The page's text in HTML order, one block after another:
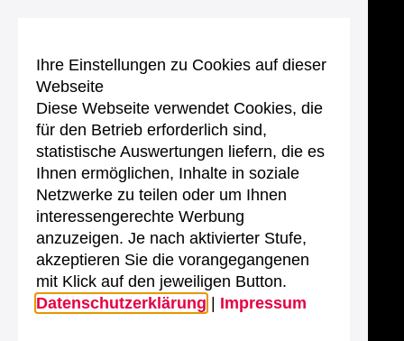
Ihre Einstellungen zu Cookies auf dieser
Webseite
Diese Webseite verwendet Cookies, die
für den Betrieb erforderlich sind,
statistische Auswertungen liefern, die es
Ihnen ermöglichen, Inhalte in soziale
Netzwerke zu teilen oder um Ihnen
interessengerechte Werbung
anzuzeigen. Je nach aktivierter Stufe,
akzeptieren Sie die vorangegangenen
mit Klick auf den jeweiligen Button.
Datenschutzerklärung
Impressum